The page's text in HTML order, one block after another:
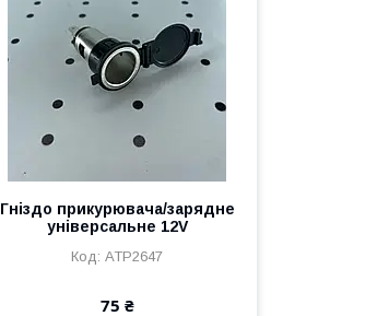
Гніздо прикурювача/зарядне
універсальне 12V
АТР2647
75 ₴